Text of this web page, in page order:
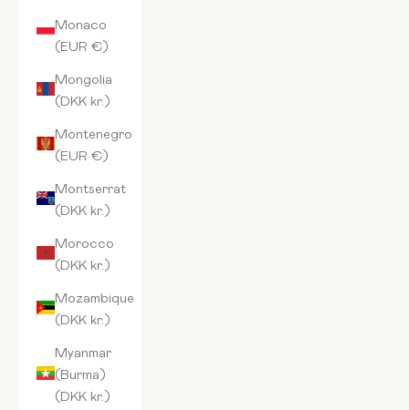
Monaco
(EUR €)
Mongolia
(DKK kr.)
Montenegro
(EUR €)
Montserrat
(DKK kr.)
Morocco
(DKK kr.)
Mozambique
(DKK kr.)
Myanmar
(Burma)
(DKK kr.)